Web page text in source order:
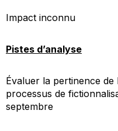
Impact inconnu
Pistes d’analyse
Évaluer la pertinence
processus de
septembre